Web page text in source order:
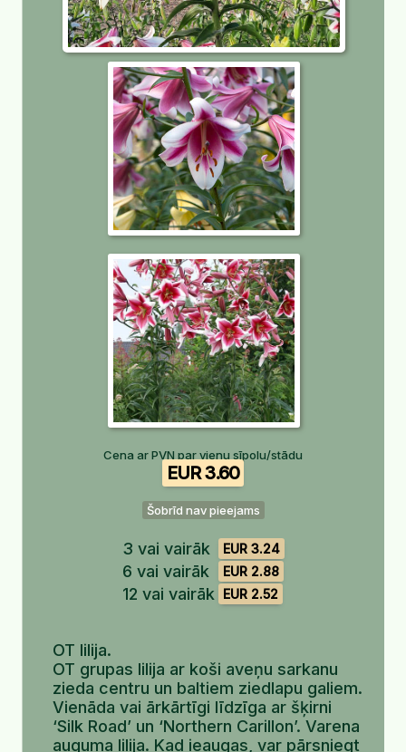
Cena ar PVN par vienu sīpolu/stādu
EUR 3.60
Šobrīd nav pieejams
3 vai vairāk EUR 3.24
6 vai vairāk EUR 2.88
12 vai vairāk EUR 2.52
OT lilija.
OT grupas lilija ar koši aveņu sarkanu
zieda centru un baltiem ziedlapu galiem.
Vienāda vai ārkārtīgi līdzīga ar šķirni
‘Silk Road’ un ‘Northern Carillon’. Varena
auguma lilija. Kad ieaugas, var pārsniegt